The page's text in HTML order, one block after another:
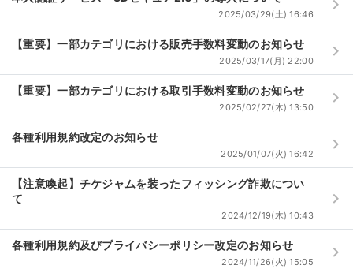
2025/03/29(土) 16:46 keyboard_arrow_right
【重要】一部カテゴリにおける販売手数料変動のお知らせ
2025/03/17(月) 22:00 keyboard_arrow_right
【重要】一部カテゴリにおける取引手数料変動のお知らせ
2025/02/27(木) 13:50 keyboard_arrow_right
各種利用規約改定のお知らせ
2025/01/07(火) 16:42 keyboard_arrow_right
【注意喚起】チケジャムを装ったフィッシング詐欺につい
て
2024/12/19(木) 10:43
keyboard_arrow_right
各種利用規約及びプライバシーポリシー改定のお知らせ
2024/11/26(火) 15:05 keyboard_arrow_right